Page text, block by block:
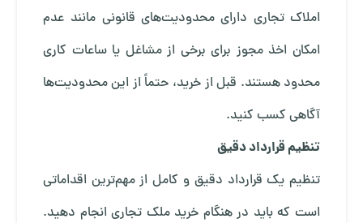
املاک تجاری دارای محدودیت‌های قانونی مانند عدم
امکان اخذ مجوز برای برخی از مشاغل یا ساعات کاری
محدود هستند. قبل از خرید، حتماً از این محدودیت‌ها
آگاهی کسب کنید.
تنظیم قرارداد دقیق
تنظیم یک قرارداد دقیق و کامل از مهم‌ترین اقداماتی
است که باید در هنگام خرید ملک تجاری انجام دهید.